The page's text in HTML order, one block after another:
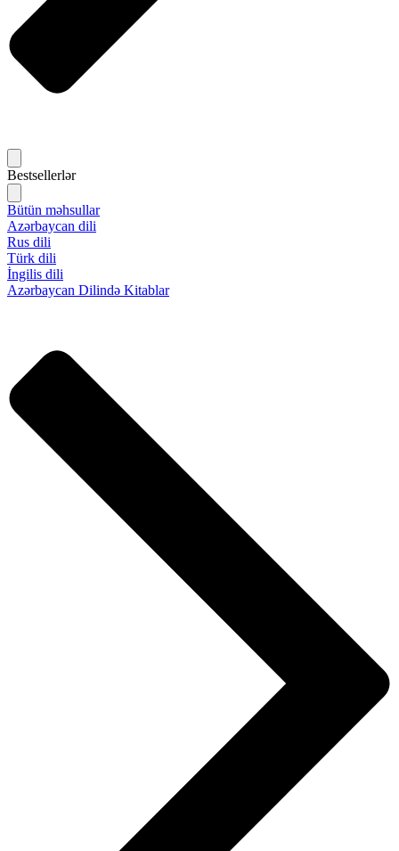
Bestsellerlər
Bütün məhsullar
Azərbaycan dili
Rus dili
Türk dili
İngilis dili
Azərbaycan Dilində Kitablar